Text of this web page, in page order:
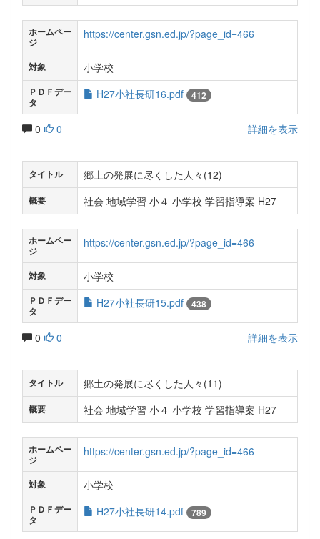
ホームペー
ジ
https://center.gsn.ed.jp/?page_id=466
対象 小学校
ＰＤＦデー
タ
H27小社長研16.pdf 412
0 0 詳細を表示
タイトル 郷土の発展に尽くした人々(12)
概要 社会 地域学習 小４ 小学校 学習指導案 H27
ホームペー
ジ
https://center.gsn.ed.jp/?page_id=466
対象 小学校
ＰＤＦデー
タ
H27小社長研15.pdf 438
0 0 詳細を表示
タイトル 郷土の発展に尽くした人々(11)
概要 社会 地域学習 小４ 小学校 学習指導案 H27
ホームペー
ジ
https://center.gsn.ed.jp/?page_id=466
対象 小学校
ＰＤＦデー
タ
H27小社長研14.pdf 789